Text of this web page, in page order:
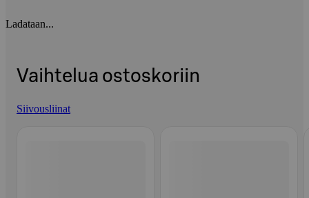
Ladataan...
Vaihtelua ostoskoriin
Siivousliinat